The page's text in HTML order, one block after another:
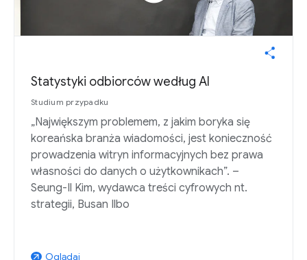
Statystyki odbiorców według AI
Studium przypadku
„Największym problemem, z jakim boryka się
koreańska branża wiadomości, jest konieczność
prowadzenia witryn informacyjnych bez prawa
własności do danych o użytkownikach”. –
Seung-Il Kim, wydawca treści cyfrowych nt.
strategii, Busan Ilbo
arrow_outward Oglądaj